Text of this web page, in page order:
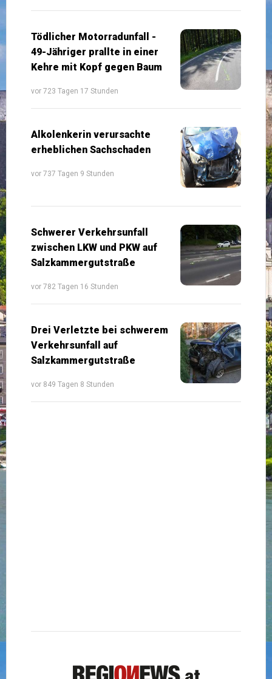
Tödlicher Motorradunfall -
49-Jähriger prallte in einer
Kehre mit Kopf gegen Baum
vor 723 Tagen 17 Stunden
Alkolenkerin verursachte
erheblichen Sachschaden
vor 737 Tagen 9 Stunden
Schwerer Verkehrsunfall
zwischen LKW und PKW auf
Salzkammergutstraße
vor 782 Tagen 16 Stunden
Drei Verletzte bei schwerem
Verkehrsunfall auf
Salzkammergutstraße
vor 849 Tagen 8 Stunden